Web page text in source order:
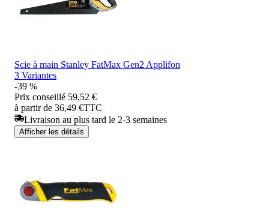
Scie à main Stanley FatMax Gen2 Applifon
3 Variantes
-39 %
Prix conseillé 59,52 €
à partir de 36,49 €TTC
Livraison au plus tard le 2-3 semaines
Afficher les détails